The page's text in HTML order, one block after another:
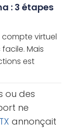
: 3 étapes
virtuel
facile. Mais
est
ou des
ne
annonçait